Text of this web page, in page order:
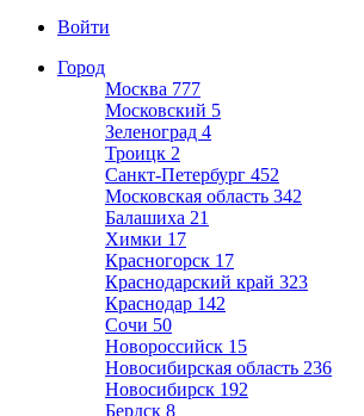
Войти
Город
Москва 777
Московский 5
Зеленоград 4
Троицк 2
Санкт-Петербург 452
Московская область 342
Балашиха 21
Химки 17
Красногорск 17
Краснодарский край 323
Краснодар 142
Сочи 50
Новороссийск 15
Новосибирская область 236
Новосибирск 192
Бердск 8